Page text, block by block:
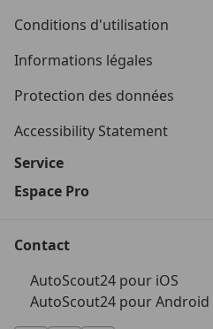
Conditions d'utilisation
Informations légales
Protection des données
Accessibility Statement
Service
Espace Pro
Contact
AutoScout24 pour iOS
AutoScout24 pour Android